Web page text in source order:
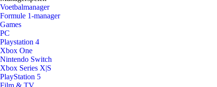
Voetbalmanager
Formule 1-manager
Games
PC
Playstation 4
Xbox One
Nintendo Switch
Xbox Series X|S
PlayStation 5
Film & TV